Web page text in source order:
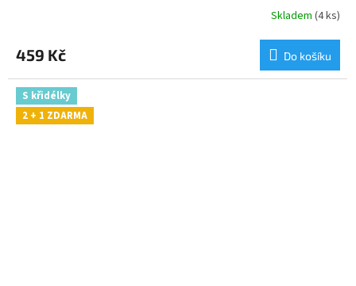
Skladem (4 ks)
459 Kč Do košíku
S křidélky
2 + 1 ZDARMA